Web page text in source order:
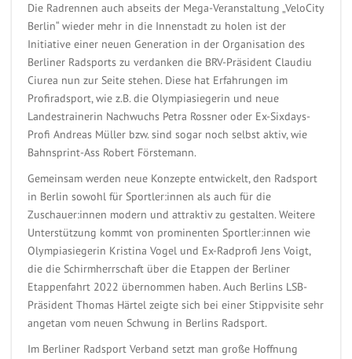
Die Radrennen auch abseits der Mega-Veranstaltung „VeloCity
Berlin“ wieder mehr in die Innenstadt zu holen ist der
Initiative einer neuen Generation in der Organisation des
Berliner Radsports zu verdanken die BRV-Präsident Claudiu
Ciurea nun zur Seite stehen. Diese hat Erfahrungen im
Profiradsport, wie z.B. die Olympiasiegerin und neue
Landestrainerin Nachwuchs Petra Rossner oder Ex-Sixdays-
Profi Andreas Müller bzw. sind sogar noch selbst aktiv, wie
Bahnsprint-Ass Robert Förstemann.
Gemeinsam werden neue Konzepte entwickelt, den Radsport
in Berlin sowohl für Sportler:innen als auch für die
Zuschauer:innen modern und attraktiv zu gestalten. Weitere
Unterstützung kommt von prominenten Sportler:innen wie
Olympiasiegerin Kristina Vogel und Ex-Radprofi Jens Voigt,
die die Schirmherrschaft über die Etappen der Berliner
Etappenfahrt 2022 übernommen haben. Auch Berlins LSB-
Präsident Thomas Härtel zeigte sich bei einer Stippvisite sehr
angetan vom neuen Schwung in Berlins Radsport.
Im Berliner Radsport Verband setzt man große Hoffnung